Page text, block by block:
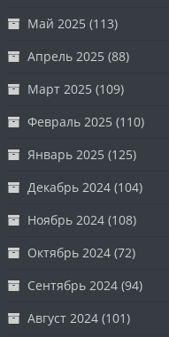
Май 2025 (113)
Апрель 2025 (88)
Март 2025 (109)
Февраль 2025 (110)
Январь 2025 (125)
Декабрь 2024 (104)
Ноябрь 2024 (108)
Октябрь 2024 (72)
Сентябрь 2024 (94)
Август 2024 (101)